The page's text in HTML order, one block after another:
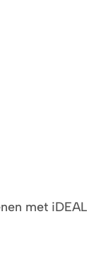
met iDEAL